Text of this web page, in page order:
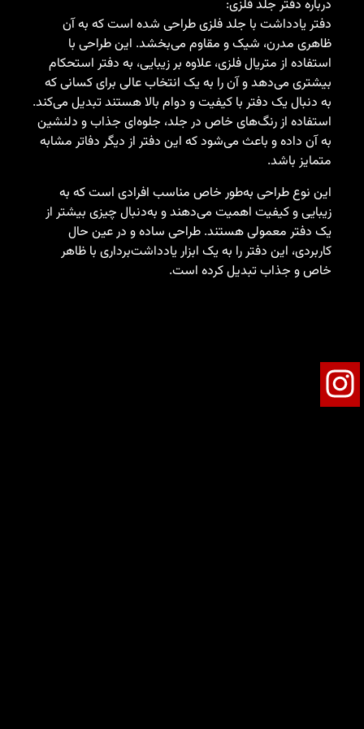
جلد فلزی:
با جلد فلزی طراحی شده است که به آن
شیک و مقاوم می‌بخشد. این طراحی با
متریال فلزی، علاوه بر زیبایی، به دفتر استحکام
و آن را به یک انتخاب عالی برای کسانی که
یک دفتر با کیفیت و دوام بالا هستند تبدیل می‌کند.
از رنگ‌های خاص در جلد، جلوه‌ای جذاب و دلنشین
و باعث می‌شود که این دفتر از دیگر دفاتر مشابه
طراحی به‌طور خاص مناسب افرادی است که به
کیفیت اهمیت می‌دهند و به‌دنبال چیزی بیشتر از
معمولی هستند. طراحی ساده و در عین حال
این دفتر را به یک ابزار یادداشت‌برداری با ظاهر
تبدیل کرده است.